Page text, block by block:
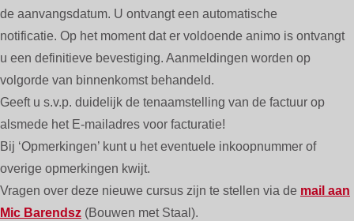
de aanvangsdatum. U ontvangt een automatische
notificatie. Op het moment dat er voldoende animo is ontvangt
u een definitieve bevestiging. Aanmeldingen worden op
volgorde van binnenkomst behandeld.
Geeft u s.v.p. duidelijk de tenaamstelling van de factuur op
alsmede het E-mailadres voor facturatie!
Bij ‘Opmerkingen’ kunt u het eventuele inkoopnummer of
overige opmerkingen kwijt.
Vragen over deze nieuwe cursus zijn te stellen via de mail aan
Mic Barendsz (Bouwen met Staal).